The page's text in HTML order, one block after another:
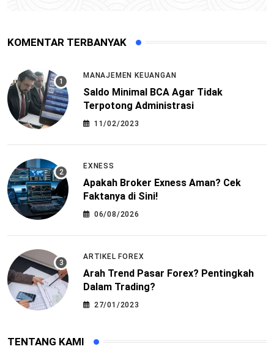
KOMENTAR TERBANYAK
MANAJEMEN KEUANGAN
Saldo Minimal BCA Agar Tidak
Terpotong Administrasi
11/02/2023
EXNESS
Apakah Broker Exness Aman? Cek
Faktanya di Sini!
06/08/2026
ARTIKEL FOREX
Arah Trend Pasar Forex? Pentingkah
Dalam Trading?
27/01/2023
TENTANG KAMI